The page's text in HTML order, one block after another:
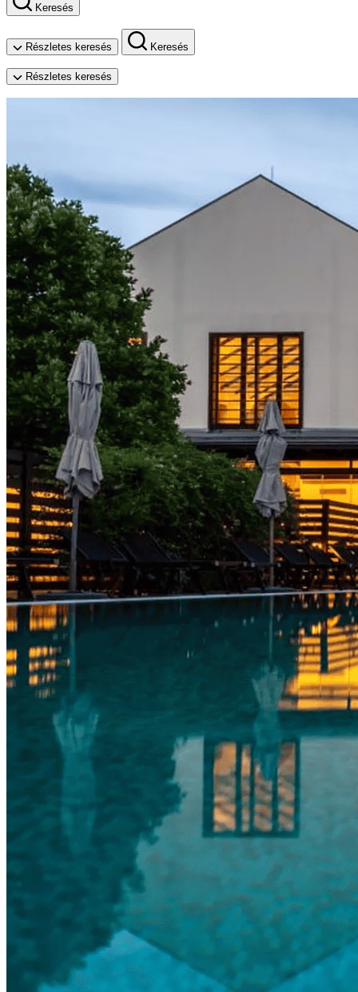
Keresés
Részletes keresés Keresés
Részletes keresés